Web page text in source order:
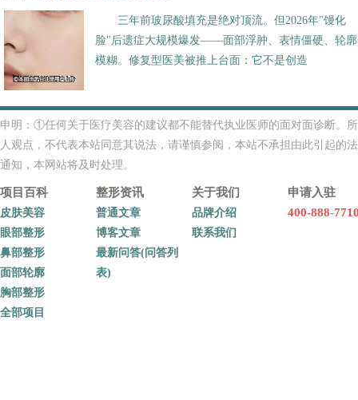
三年前玻尿酸填充是绝对顶流。但2026年"馒化
脸"后遗症大规模爆发——面部浮肿、表情僵硬、轮廓
模糊。修复型医美被推上台面：它不是创造
申明：①任何关于医疗美容的建议都不能替代执业医师的面对面诊断。
人观点，不代表本站同意其说法，请谨慎参阅，本站不承担由此引起
通知，本网站将及时处理。
项目百科
皮肤美容
眼部整形
鼻部整形
面部轮廓
胸部整形
全部项目
整形资讯
普通文章
博客文章
最新问答(问答列
表)
关于我们
品牌介绍
联系我们
申请入驻
400-888-